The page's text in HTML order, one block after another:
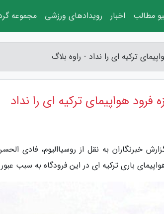
ترکیه ای را نداد - راوه بلاگ
فرود هواپیمای ترکیه ای را نداد
خبرنگاران به نقل از روسیاالیوم، فادی
باری ترکیه ای در این فرودگاه به سبب
مطالب اخبار رویدادهای ورزشی مجموعه